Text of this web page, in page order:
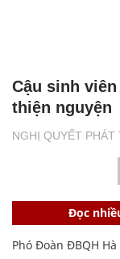
NGHỊ QUYẾT PHÁT
Cậu sinh
thiện nguyện
Đọc
Phó Đoàn ĐBQH